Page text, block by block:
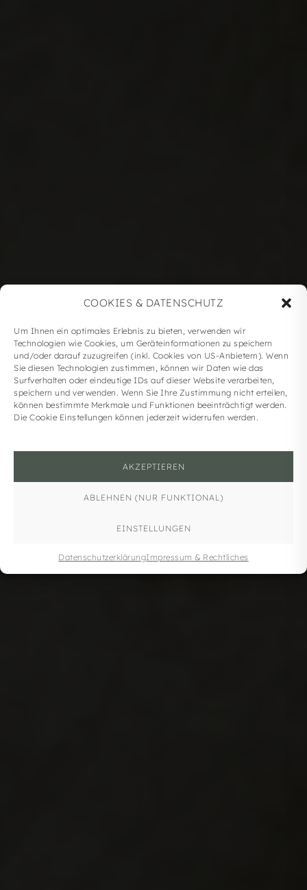
COOKIES & DATENSCHUTZ
Um Ihnen ein optimales Erlebnis zu bieten, verwenden wir
Technologien wie Cookies, um Geräteinformationen zu speichern
und/oder darauf zuzugreifen (inkl. Cookies von US-Anbietern). Wenn
Sie diesen Technologien zustimmen, können wir Daten wie das
Surfverhalten oder eindeutige IDs auf dieser Website verarbeiten,
speichern und verwenden. Wenn Sie Ihre Zustimmung nicht erteilen,
können bestimmte Merkmale und Funktionen beeinträchtigt werden.
Die Cookie Einstellungen können jederzeit widerrufen werden.
AKZEPTIEREN
ABLEHNEN (NUR FUNKTIONAL)
EINSTELLUNGEN
DatenschutzerklärungImpressum & Rechtliches